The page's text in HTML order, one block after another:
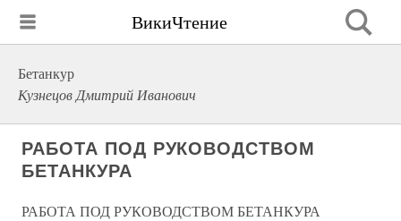
ВикиЧтение
Бетанкур
Кузнецов Дмитрий Иванович
РАБОТА ПОД РУКОВОДСТВОМ
БЕТАНКУРА
РАБОТА ПОД РУКОВОДСТВОМ БЕТАНКУРА